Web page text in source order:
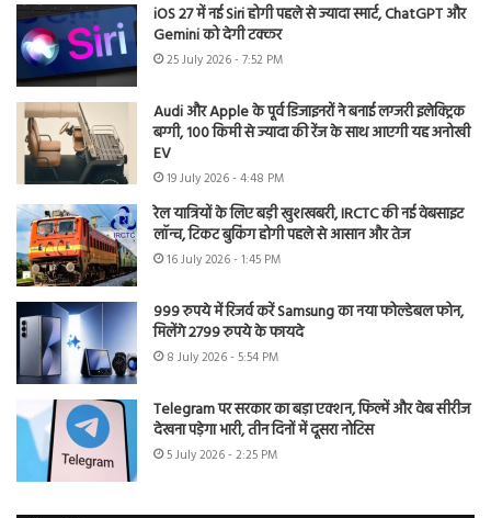
iOS 27 में नई Siri होगी पहले से ज्यादा स्मार्ट, ChatGPT और
Gemini को देगी टक्कर
25 July 2026 - 7:52 PM
Audi और Apple के पूर्व डिजाइनरों ने बनाई लग्जरी इलेक्ट्रिक
बग्गी, 100 किमी से ज्यादा की रेंज के साथ आएगी यह अनोखी
EV
19 July 2026 - 4:48 PM
रेल यात्रियों के लिए बड़ी खुशखबरी, IRCTC की नई वेबसाइट
लॉन्च, टिकट बुकिंग होगी पहले से आसान और तेज
16 July 2026 - 1:45 PM
999 रुपये में रिजर्व करें Samsung का नया फोल्डेबल फोन,
मिलेंगे 2799 रुपये के फायदे
8 July 2026 - 5:54 PM
Telegram पर सरकार का बड़ा एक्शन, फिल्में और वेब सीरीज
देखना पड़ेगा भारी, तीन दिनों में दूसरा नोटिस
5 July 2026 - 2:25 PM